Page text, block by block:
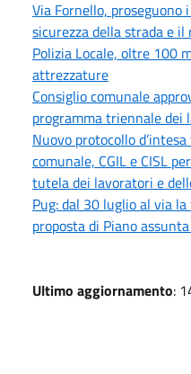
Via Fornello, proseguono
sicurezza della strada e
Polizia Locale, oltre 100
attrezzature
Consiglio comunale
programma triennale dei
Nuovo protocollo
comunale, CGIL e CISL
tutela dei lavoratori e
Pug: dal 30 luglio al via
proposta di Piano
Ultimo aggiornamento: